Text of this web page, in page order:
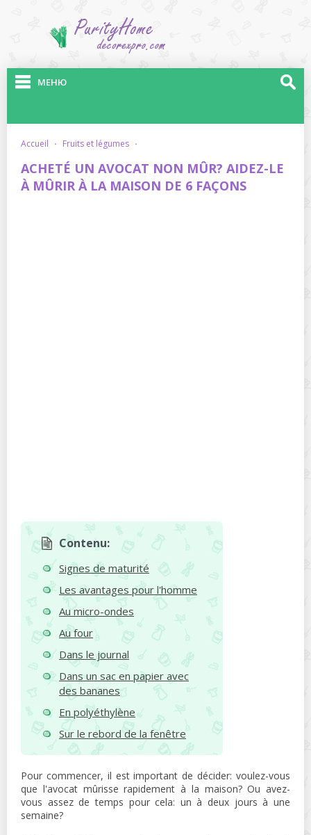
МЕНЮ
accueil · fruits et légumes ·
ACHETÉ UN AVOCAT NON MÛR? AIDEZ-LE
À MÛRIR À LA MAISON DE 6 FAÇONS
Contenu:
Signes de maturité
Les avantages pour l'homme
Au micro-ondes
Au four
Dans le journal
Dans un sac en papier avec
des bananes
En polyéthylène
Sur le rebord de la fenêtre
Pour commencer, il est important de décider: voulez-vous
que l'avocat mûrisse rapidement à la maison? Ou avez-
vous assez de temps pour cela: un à deux jours à une
semaine?